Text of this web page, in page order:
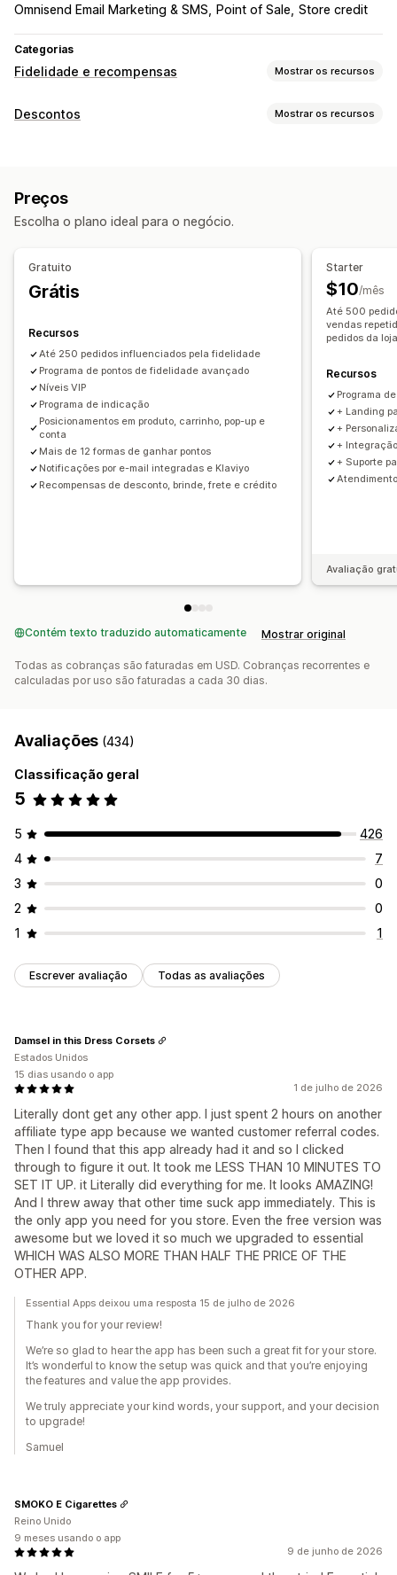
Omnisend Email Marketing & SMS
Point of Sale Store credit
Categorias
Fidelidade e recompensas Mostrar os recursos
Tipos de programas
Recompensas que você pode oferecer
Frete grátis
Vantagens para membros
Recompensas personalizadas
Descontos Mostrar os recursos
Descontos fixos
Taxas de frete Descontos de carrinho
Preços dinâmicos
Ferramenta de edição
Agrupamento de descontos Filtragem
Preços
Escolha o plano ideal para o negócio.
Gratuito
Grátis
Recursos
Até 250 pedidos influenciados pela fidelidade
Programa de pontos de fidelidade avançado
Níveis VIP
Programa de indicação
Posicionamentos em produto, carrinho, pop-up e
conta
Mais de 12 formas de ganhar pontos
Notificações por e-mail integradas e Klaviyo
Recompensas de desconto, brinde, frete e crédito
Starter
$10/mês
Até 500
vendas
pedidos da
Recursos
Programa
+ Landing
+
+
+ Suporte
Avaliação
Contém texto traduzido automaticamente Mostrar original
Todas as cobranças são faturadas em USD. Cobranças recorrentes e
calculadas por uso são faturadas a cada 30 dias.
Avaliações (434)
Classificação geral
5
5
426
4
7
3
0
2
0
1
1
Escrever avaliação Todas as avaliações
1 de julho de 2026
Literally dont get any other app. I just spent 2 hours on another
affiliate type app because we wanted customer referral codes.
Then I found that this app already had it and so I clicked
through to figure it out. It took me LESS THAN 10 MINUTES TO
SET IT UP. it Literally did everything for me. It looks AMAZING!
And I threw away that other time suck app immediately. This is
the only app you need for you store. Even the free version was
awesome but we loved it so much we upgraded to essential
WHICH WAS ALSO MORE THAN HALF THE PRICE OF THE
OTHER APP.
Damsel in this Dress Corsets
Estados Unidos
15 dias usando o app
Essential Apps deixou uma resposta 15 de julho de 2026
Thank you for your review!
We’re so glad to hear the app has been such a great fit for your store.
It’s wonderful to know the setup was quick and that you’re enjoying
the features and value the app provides.
We truly appreciate your kind words, your support, and your decision
to upgrade!
Samuel
9 de junho de 2026
SMOKO E Cigarettes
Reino Unido
9 meses usando o app